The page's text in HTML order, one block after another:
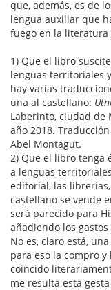
que, además, es de
lengua auxiliar que
fuego en la literatura
1) Que el libro
lenguas territoriales
hay varias
una al castellano:
Laberinto, ciudad de
año 2018.
Abel Montagut.
2) Que el libro tenga
a lenguas
editorial, las
castellano se vende
será parecido para
añadiendo los gastos
No es, claro está,
para eso la compro
coincido
me resulta esta